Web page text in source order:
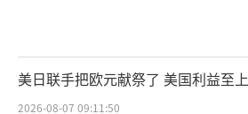
美日联手把欧元献祭了 美国利益至上
2026-08-07 09:11:50